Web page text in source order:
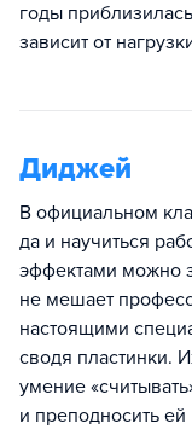
годы
зависит от
Диджей
В официальном
да и научиться
эффектами можно
не мешает
настоящими
сводя пластинки.
умение
и преподносить